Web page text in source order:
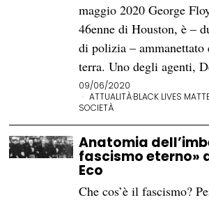
maggio 2020 George
46enne di Houston, è –
di polizia –
terra. Uno degli agenti,
09/06/2020
ATTUALITÀ·BLACK LIVES
SOCIETÀ
Anatomia
fascismo eterno»
Eco
Che cos’è il fascismo?